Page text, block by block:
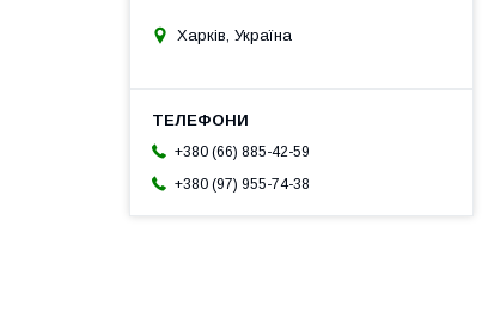
Харків, Україна
+380 (66) 885-42-59
+380 (97) 955-74-38